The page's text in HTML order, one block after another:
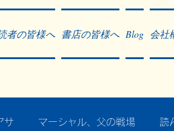
者の皆様へ 書店の皆様へ Blog 会社
サ マーシャル、父の戦場 読